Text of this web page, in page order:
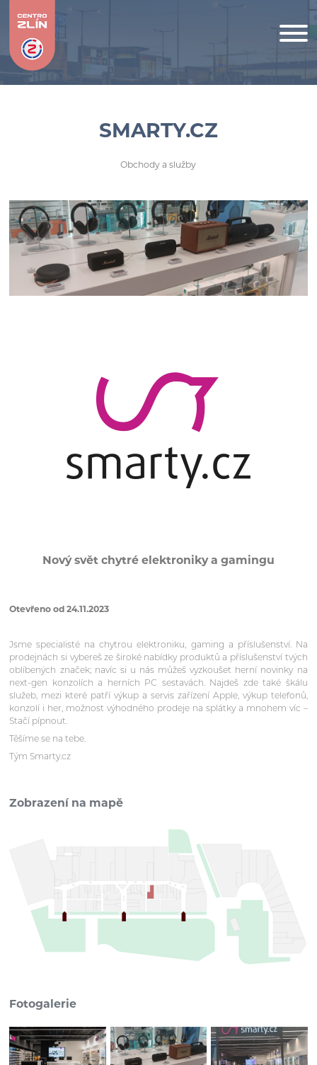
SMARTY.CZ
Obchody a služby
Nový svět chytré elektroniky a gamingu
Otevřeno od 24.11.2023
Jsme specialisté na chytrou elektroniku, gaming a příslušenství. Na
prodejnách si vybereš ze široké nabídky produktů a příslušenství tvých
oblíbených značek; navíc si u nás můžeš vyzkoušet herní novinky na
next-gen konzolích a herních PC sestavách. Najdeš zde také škálu
služeb, mezi které patří výkup a servis zařízení Apple, výkup telefonů,
konzolí i her, možnost výhodného prodeje na splátky a mnohem víc –
Stačí pípnout.
Těšíme se na tebe.
Tým Smarty.cz
Zobrazení na mapě
Fotogalerie